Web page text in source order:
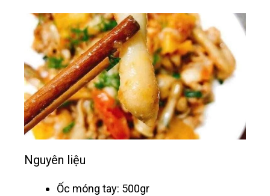
Nguyên liệu
Ốc móng tay: 500gr